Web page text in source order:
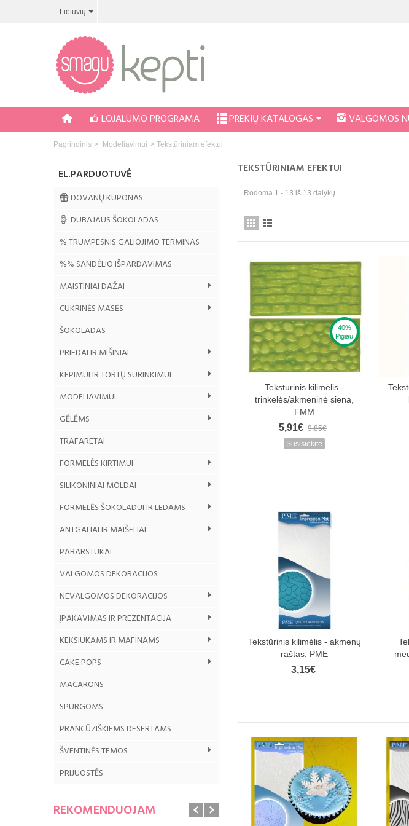
Lietuvių
LOJALUMO PROGRAMA PREKIŲ KATALOGAS VALGOMOS
Pagrindinis > Modeliavimui > Tekstūriniam efektui
EL.PARDUOTUVĖ
DOVANŲ KUPONAS
DUBAJAUS ŠOKOLADAS
% TRUMPESNIS GALIOJIMO TERMINAS
%% SANDĖLIO IŠPARDAVIMAS
MAISTINIAI DAŽAI
CUKRINĖS MASĖS
ŠOKOLADAS
PRIEDAI IR MIŠINIAI
KEPIMUI IR TORTŲ SURINKIMUI
MODELIAVIMUI
GĖLĖMS
TRAFARETAI
FORMELĖS KIRTIMUI
SILIKONINIAI MOLDAI
FORMELĖS ŠOKOLADUI IR LEDAMS
ANTGALIAI IR MAIŠELIAI
PABARSTUKAI
VALGOMOS DEKORACIJOS
NEVALGOMOS DEKORACIJOS
ĮPAKAVIMAS IR PREZENTACIJA
KEKSIUKAMS IR MAFINAMS
CAKE POPS
MACARONS
SPURGOMS
PRANCŪZIŠKIEMS DESERTAMS
ŠVENTINĖS TEMOS
PRIJUOSTĖS
REKOMENDUOJAM
TEKSTŪRINIAM EFEKTUI
Rodoma 1 - 13 iš 13 dalykų
40%
Pigiau
Tekstūrinis kilimėlis -
trinkelės/akmeninė siena,
FMM
5,91€ 9,85€
Susisiekite
Tekstūrinis kilimėlis - akmenų
raštas, PME
3,15€
Gaukite 10 %
Ir pirmieji sužinokite apie